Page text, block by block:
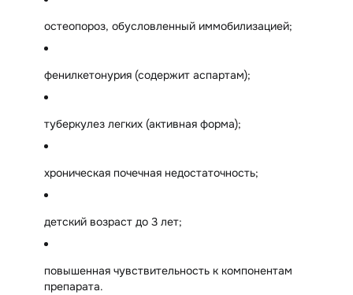
остеопороз, обусловленный иммобилизацией;
фенилкетонурия (содержит аспартам);
туберкулез легких (активная форма);
хроническая почечная недостаточность;
детский возраст до 3 лет;
повышенная чувствительность к компонентам
препарата.